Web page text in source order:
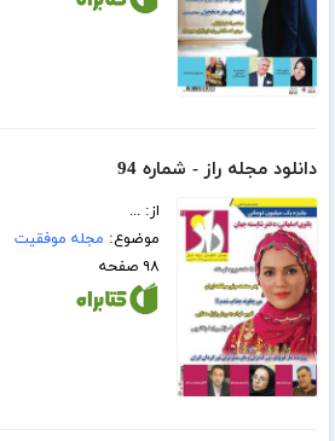
دانلود مجله راز - شماره 94
از: ...
موضوع: مجله موفقیت
۹۸ صفحه